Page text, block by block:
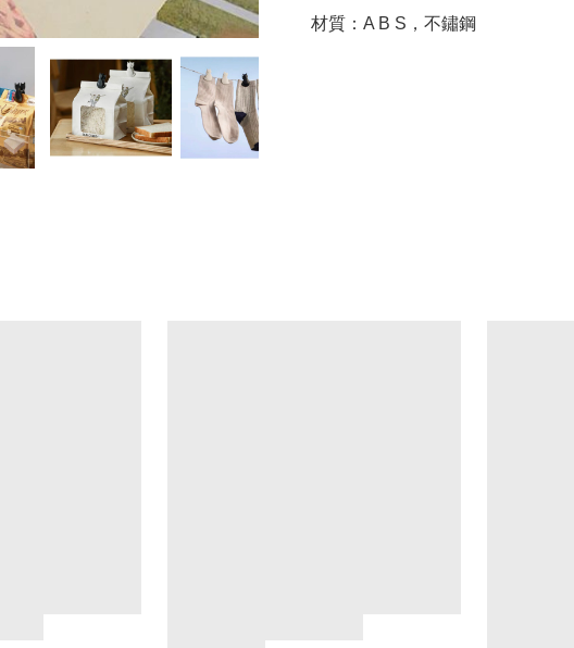
材質：A B S，不鏽鋼